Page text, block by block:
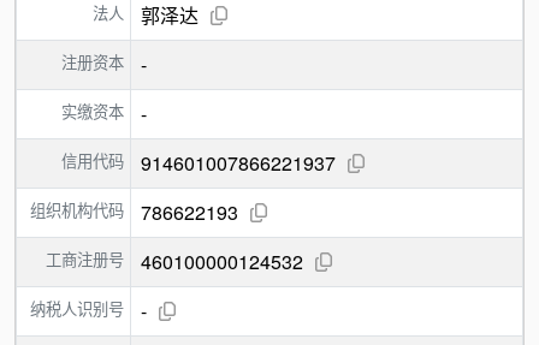
法人 郭泽达
注册资本 -
实缴资本 -
信用代码 914601007866221937
组织机构代码 786622193
工商注册号 460100000124532
纳税人识别号 -